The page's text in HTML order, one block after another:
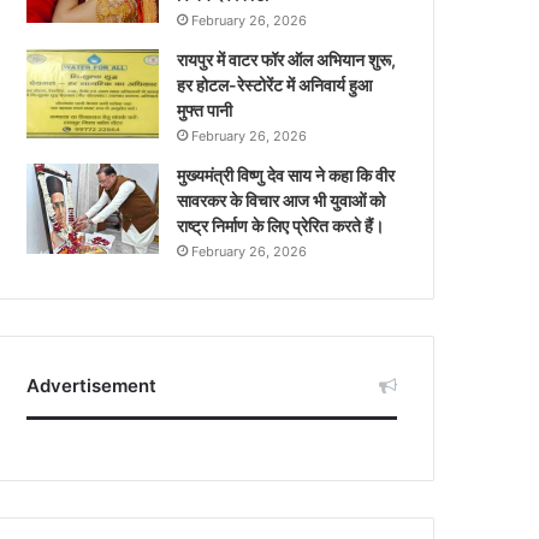
February 26, 2026
रायपुर में वाटर फॉर ऑल अभियान शुरू,
हर होटल-रेस्टोरेंट में अनिवार्य हुआ
मुफ्त पानी
February 26, 2026
मुख्यमंत्री विष्णु देव साय ने कहा कि वीर
सावरकर के विचार आज भी युवाओं को
राष्ट्र निर्माण के लिए प्रेरित करते हैं।
February 26, 2026
Advertisement